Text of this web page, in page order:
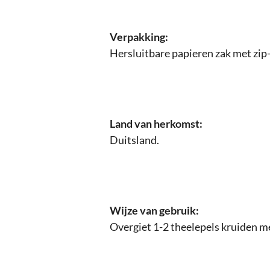
Verpakking:
Hersluitbare papieren zak met
Land van herkomst:
Duitsland.
Wijze van gebruik:
Overgiet 1-2 theelepels kruiden